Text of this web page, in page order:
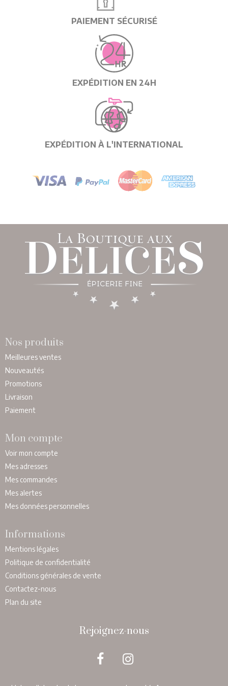
PAIEMENT SÉCURISÉ
EXPÉDITION EN 24H
EXPÉDITION À L'INTERNATIONAL
Nos produits
Meilleures ventes
Nouveautés
Promotions
Livraison
Paiement
Mon compte
Voir mon compte
Mes adresses
Mes commandes
Mes alertes
Mes données personnelles
Informations
Mentions légales
Politique de confidentialité
Conditions générales de vente
Contactez-nous
Plan du site
Rejoignez-nous